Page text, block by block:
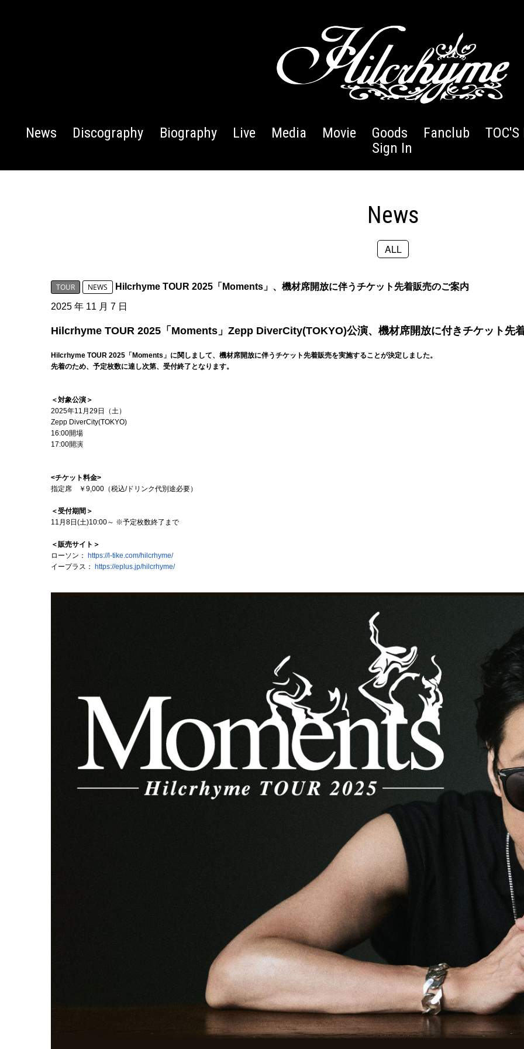
News Discography Biography Live Media Movie Goods Fanclub
Sign In
News
ALL
TOUR NEWS Hilcrhyme TOUR 2025「Moments」、機材席開放に伴うチケット先着販売のご案内
2025 年 11 月 7 日
Hilcrhyme TOUR 2025「Moments」Zepp DiverCity(TOKYO)公演、機材席開放に付きチケット先
Hilcrhyme TOUR 2025「Moments」に関しまして、機材席開放に伴うチケット先着販売を実施することが決定しました。
先着のため、予定枚数に達し次第、受付終了となります。
＜対象公演＞
2025年11月29日（土）
Zepp DiverCity(TOKYO)
16:00開場
17:00開演
<チケット料金>
指定席 ￥9,000（税込/ドリンク代別途必要）
＜受付期間＞
11月8日(土)10:00～ ※予定枚数終了まで
＜販売サイト＞
ローソン：
https://l-tike.com/hilcrhyme/
イープラス：
https://eplus.jp/hilcrhyme/